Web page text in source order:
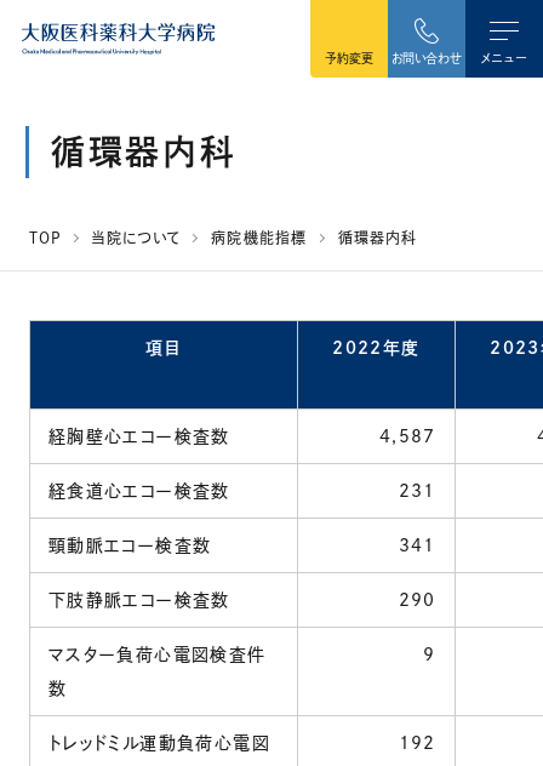
予約変更 お問い合わせ メニュー
循環器内科
TOP 当院について 病院機能指標 循環器内科
項目 2022年度 2023
経胸壁心エコー検査数 4,587
経食道心エコー検査数 231
頸動脈エコー検査数 341
下肢静脈エコー検査数 290
マスター負荷心電図検査件
数
9
トレッドミル運動負荷心電図
192